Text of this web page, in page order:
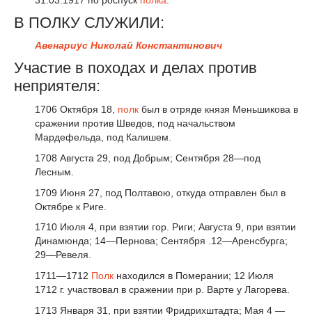
В ПОЛКУ СЛУЖИЛИ:
Авенариус Николай Константинович
Участие в походах и делах против
неприятеля:
1706 Октября 18, полк был в отряде князя Меньшикова в
сражении против Шведов, под начальством
Мардефельда, под Калишем.
1708 Августа 29, под Добрым; Сентября 28—под
Лесным.
1709 Июня 27, под Полтавою, откуда отправлен был в
Октябре к Риге.
1710 Июля 4, при взятии гор. Риги; Августа 9, при взятии
Динамюнда; 14—Пернова; Сентября .12—Аренсбурга;
29—Ревеля.
1711—1712 Полк находился в Померании; 12 Июля
1712 г. участвовал в сражении при р. Варте у Лагорева.
1713 Января 31, при взятии Фридрихштадта; Мая 4 —